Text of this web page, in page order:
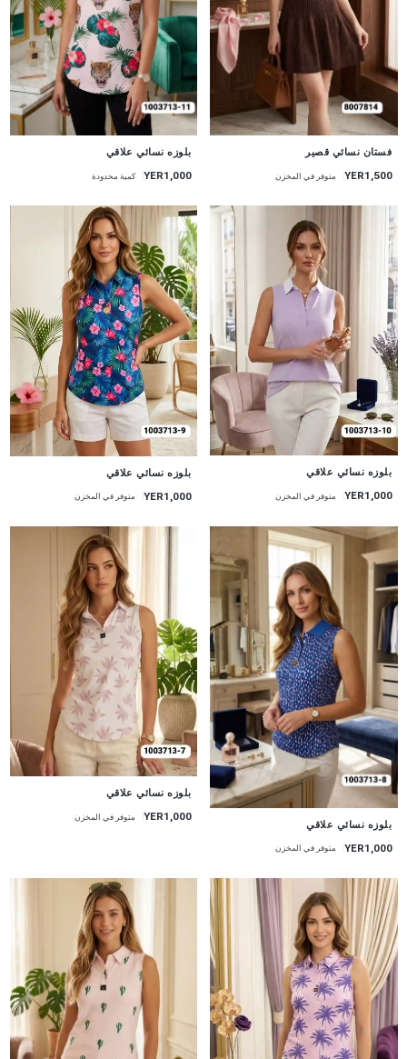
جديد
فستان نسائي قصير
YER1,500 متوفر في المخزن
جديد
بلوزه نسائي علاقي
YER1,000 كمية محدودة
جديد
بلوزه نسائي علاقي
YER1,000 متوفر في المخزن
بلوزه نسائي علاقي
YER1,000 متوفر في المخزن
بلوزه نسائي علاقي
YER1,000 متوفر في المخزن
جديد
بلوزه نسائي علاقي
YER1,000 متوفر في المخزن